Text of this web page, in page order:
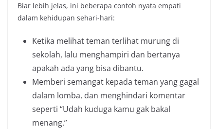
Biar lebih jelas, ini beberapa contoh nyata empati
dalam kehidupan sehari-hari:
Ketika melihat teman terlihat murung di
sekolah, lalu menghampiri dan bertanya
apakah ada yang bisa dibantu.
Memberi semangat kepada teman yang gagal
dalam lomba, dan menghindari komentar
seperti “Udah kuduga kamu gak bakal
menang.”